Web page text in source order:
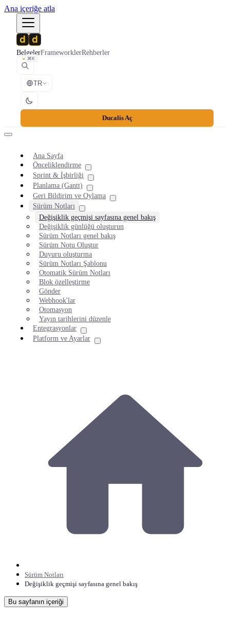
Ana içeriğe atla
BelgelerFrameworklerRehberler
⌘K
TR
Ducalis Aç
Ana Sayfa
Önceliklendirme
Sprint & İşbirliği
Planlama (Gantt)
Geri Bildirim ve Oylama
Sürüm Notları
Değişiklik geçmişi sayfasına genel bakış
Değişiklik günlüğü oluşturun
Sürüm Notları genel bakış
Sürüm Notu Oluştur
Duyuru oluşturma
Sürüm Notları Şablonu
Otomatik Sürüm Notları
Blok özelleştirme
Gönder
Webhook'lar
Otomasyon
Yayın tarihlerini düzenle
Entegrasyonlar
Platform ve Ayarlar
Sürüm Notları
Değişiklik geçmişi sayfasına genel bakış
Bu sayfanın içeriği